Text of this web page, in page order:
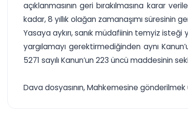
açıklanmasının geri bırakılmasına karar
kadar, 8 yıllık olağan zamanaşımı süresinin
Yasaya aykırı, sanık müdafiinin temyiz isteği
yargılamayı gerektirmediğinden aynı
5271 sayılı Kanun’un 223 üncü maddesinin
Dava dosyasının, Mahkemesine gönderilmek